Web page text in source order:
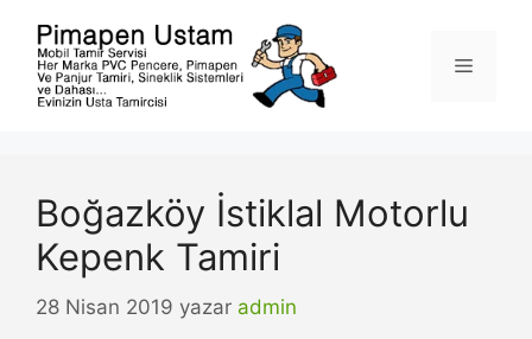
Menü
Boğazköy İstiklal Motorlu
Kepenk Tamiri
28 Nisan 2019 yazar admin